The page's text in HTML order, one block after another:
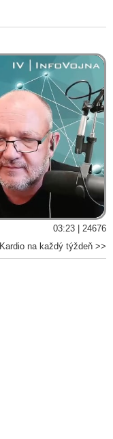
03:23 | 24676
Kardio na každý týždeň >>